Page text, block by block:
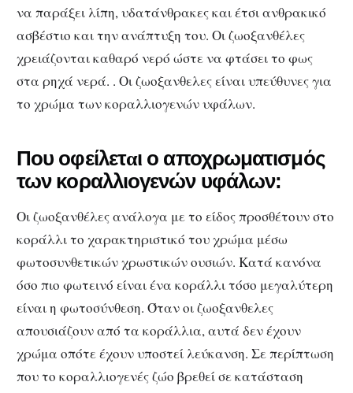
να παράξει λίπη, υδατάνθρακες και έτσι ανθρακικό
ασβέστιο και την ανάπτυξη του. Οι ζωοξανθέλες
χρειάζονται καθαρό νερό ώστε να φτάσει το φως
στα ρηχά νερά. . Οι ζωοξανθελες είναι υπεύθυνες για
το χρώμα των κοραλλιογενών υφάλων.
Που οφείλεται ο αποχρωματισμός
των κοραλλιογενών υφάλων:
Οι ζωοξανθέλες ανάλογα με το είδος προσθέτουν στο
κοράλλι το χαρακτηριστικό του χρώμα μέσω
φωτοσυνθετικών χρωστικών ουσιών. Κατά κανόνα
όσο πιο φωτεινό είναι ένα κοράλλι τόσο μεγαλύτερη
είναι η φωτοσύνθεση. Όταν οι ζωοξανθελες
απουσιάζουν από τα κοράλλια, αυτά δεν έχουν
χρώμα οπότε έχουν υποστεί λεύκανση. Σε περίπτωση
που το κοραλλιογενές ζώο βρεθεί σε κατάσταση